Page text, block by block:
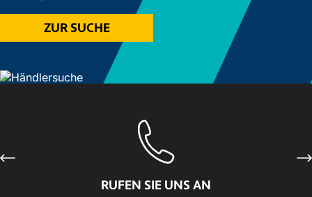
ZUR SUCHE
RUFEN SIE UNS AN
Previous